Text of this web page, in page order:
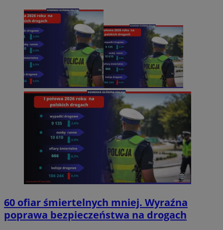
60 ofiar śmiertelnych mniej. Wyraźna
poprawa bezpieczeństwa na drogach